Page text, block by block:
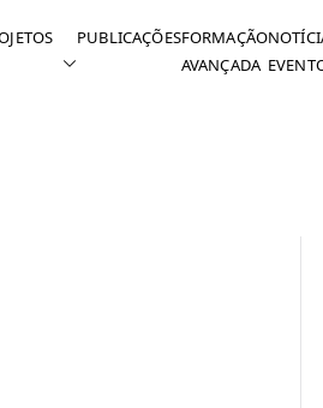
PUBLICAÇÕESFORMAÇÃO
AVANÇADA